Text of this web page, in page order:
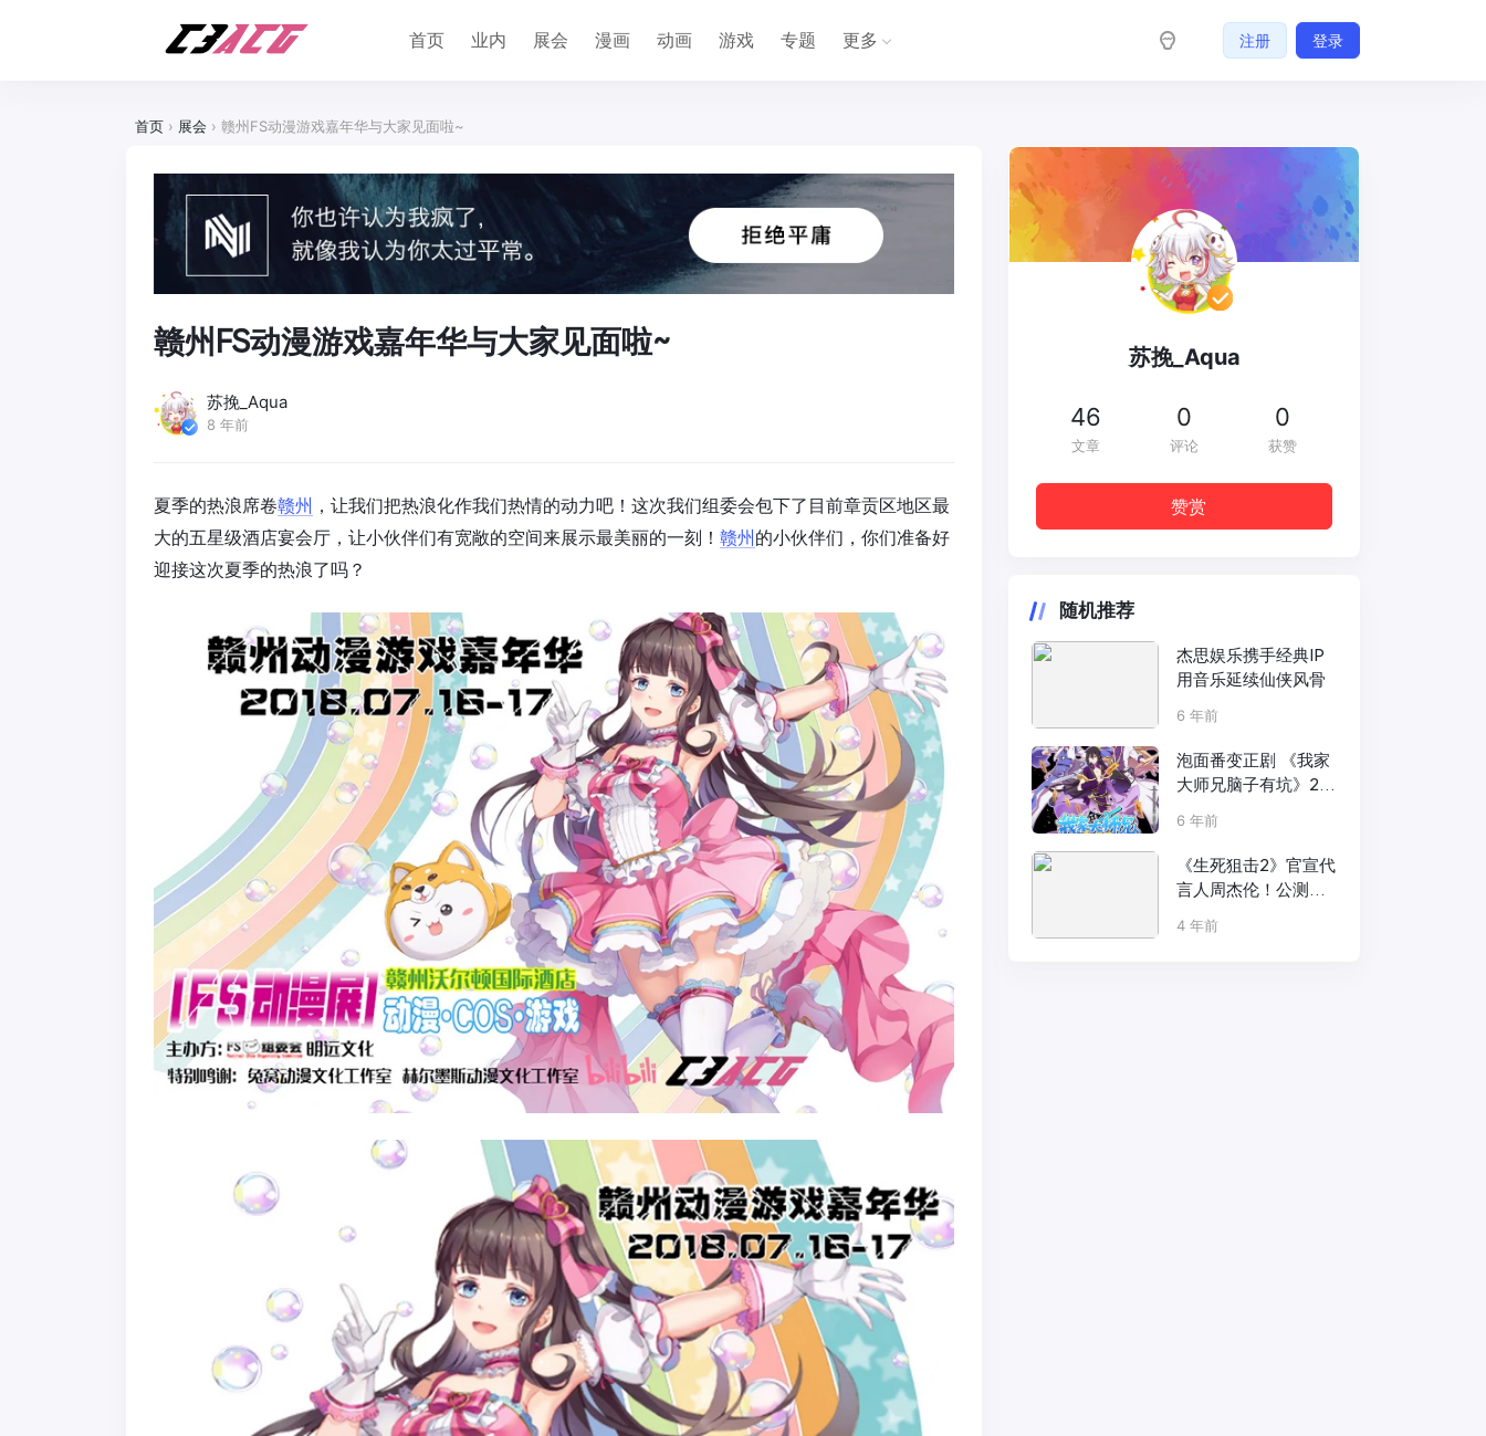
首页 业内 展会 漫画 动画 游戏 专题 更多 注册 登录
首页 › 展会 › 赣州FS动漫游戏嘉年华与大家见面啦~
赣州FS动漫游戏嘉年华与大家见面啦~
苏挽_Aqua
8 年前
夏季的热浪席卷赣州 ，让我们把热浪化作我们热情的动力吧！这次我们组委会包下了目前章贡区地区最
大的五星级酒店宴会厅，让小伙伴们有宽敞的空间来展示最美丽的一刻！ 赣州 的小伙伴们，你们准备好
迎接这次夏季的热浪了吗？
苏挽_Aqua
46
文章
0
评论
0
获赞
赞赏
随机推荐
杰思娱乐携手经典IP
用音乐延续仙侠风骨
6 年前
泡面番变正剧 《我家
大师兄脑子有坑》2制
6 年前
《生死狙击2》官宣代
言人周杰伦！公测定
档7月14日
4 年前